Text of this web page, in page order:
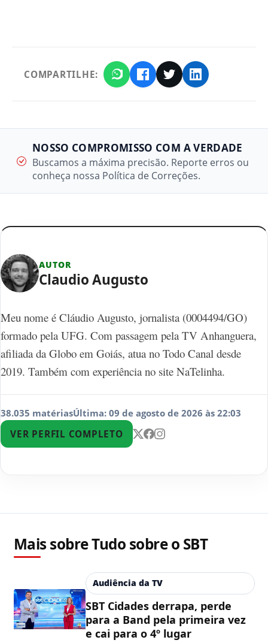
COMPARTILHE:
NOSSO COMPROMISSO COM A VERDADE
Buscamos a máxima precisão. Reporte erros ou
conheça nossa Política de Correções.
AUTOR
Claudio Augusto
Meu nome é Cláudio Augusto, jornalista (0004494/GO)
formado pela UFG. Com passagem pela TV Anhanguera,
afiliada da Globo em Goiás, atua no Todo Canal desde
2019. Também com experiência no site NaTelinha.
38.035 matériasÚltima: 09 de agosto de 2026 às 22:03
VER PERFIL COMPLETO
Mais sobre Tudo sobre o SBT
Audiência da TV
SBT Cidades derrapa, perde
para a Band pela primeira vez
e cai para o 4º lugar